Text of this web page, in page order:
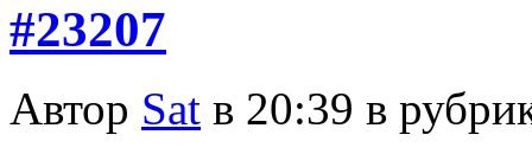
#23207
Автор Sat в 20:39 в